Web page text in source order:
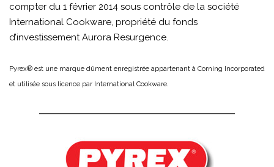
compter du 1 février 2014 sous contrôle de la société
International Cookware, propriété du fonds
d’investissement Aurora Resurgence.
Pyrex® est une marque dûment enregistrée appartenant à Corning Incorporated
et utilisée sous licence par International Cookware